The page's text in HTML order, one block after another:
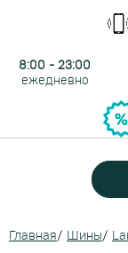
8:00 - 23:00
ежедневно
Главная/ Шины/